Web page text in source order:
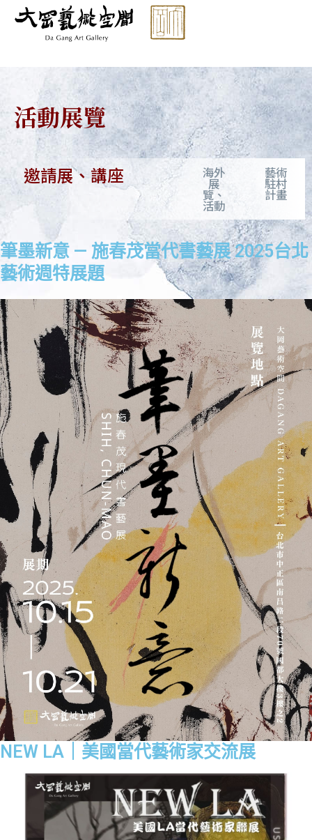
活動展覽
邀請展、講座 海外
展
覽、
活動
藝術
駐村
計畫
筆墨新意 — 施春茂當代書藝展 2025台北
藝術週特展題
NEW LA｜美國當代藝術家交流展